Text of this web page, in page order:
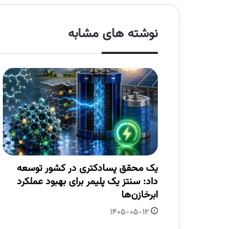
نوشته های مشابه
یک محقق پسادکتری در کشور توسعه
داد: سنتز یک پلیمر برای بهبود عملکرد
ابرخازن‌ها
1405-05-12